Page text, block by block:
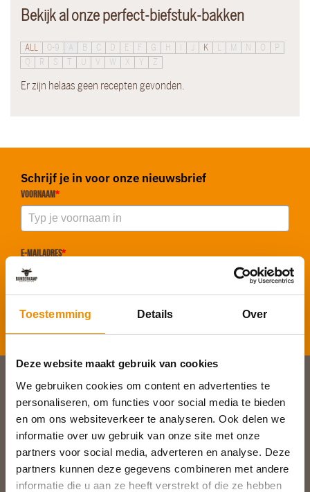
Toestemming Details Over
Deze website maakt gebruik van cookies
We gebruiken cookies om content en advertenties te
personaliseren, om functies voor social media te bieden
en om ons websiteverkeer te analyseren. Ook delen we
informatie over uw gebruik van onze site met onze
partners voor social media, adverteren en analyse. Deze
partners kunnen deze gegevens combineren met andere
informatie die u aan ze heeft verstrekt of die ze hebben
Bekijk al onze perfect-biefstuk-bakken
ALL 0-9 A B C D E F G H K M N O
P
Q
R S T U V X Y Z
Er zijn helaas geen recepten gevonden.
Schrijf je in voor onze nieuwsbrief
Voornaam*
E-mailadres*
Inschrijven
Slagerij van Baar
Burg. Van Baarstraat 10
1131 WT Volendam
T:0299 - 363312
E:info@runderkamp.nl
Geopend tot 18.00 uur